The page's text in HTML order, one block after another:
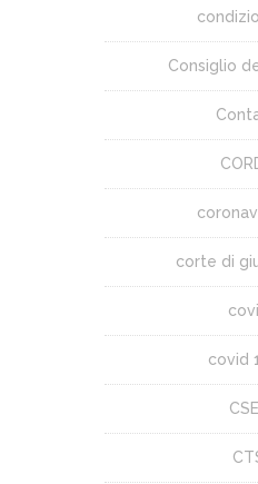
Consiglio
corte di
covid
CSE